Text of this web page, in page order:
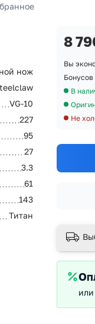
нож
VG-10
227
95
27
3.3
61
143
Титан
8
Вы
Бонусов
В
Не